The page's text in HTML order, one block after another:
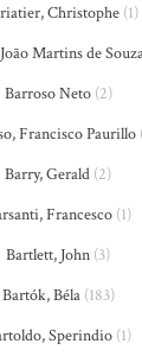
Christophe (1)
Martins de
Barroso Neto(2)
Francisco Paurillo
Barry, Gerald (2)
Francesco(1)
Bartlett, John (3)
Bartók, Béla(183)
Sperindio(1)